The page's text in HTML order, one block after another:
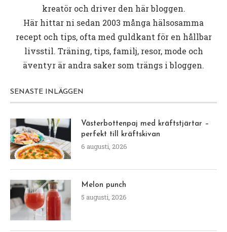
kreatör och driver den här bloggen.
Här hittar ni sedan 2003 många hälsosamma
recept och tips, ofta med guldkant för en hållbar
livsstil. Träning, tips, familj, resor, mode och
äventyr är andra saker som trängs i bloggen.
SENASTE INLÄGGEN
Västerbottenpaj med kräftstjärtar –
perfekt till kräftskivan
6 augusti, 2026
Melon punch
5 augusti, 2026